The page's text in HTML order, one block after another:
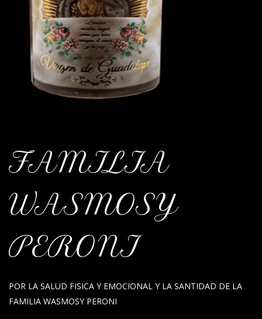
FAMILIA
WASMOSY
PERONI
POR LA SALUD FISICA Y EMOCIONAL Y LA SANTIDAD DE LA
FAMILIA WASMOSY PERONI